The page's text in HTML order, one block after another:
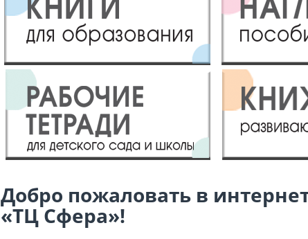
Добро пожаловать в
«ТЦ Сфера»!